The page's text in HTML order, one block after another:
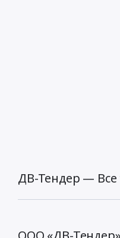
ДВ-Тендер — Все